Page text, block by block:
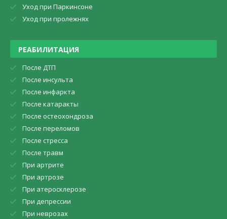
Уход при Паркинсоне
Уход при пролежнях
РЕАБИЛИТАЦИЯ
После ДТП
После инсульта
После инфаркта
После катаракты
После остеохондроза
После переломов
После стресса
После травм
При артрите
При артрозе
При атеросклерозе
При депрессии
При неврозах